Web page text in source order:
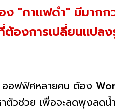
ง "กาแฟดำ" มีมาก
ต้องการเปลี่ยนแปล
ออฟฟิศหลายคน ต้อง
ตัวช่วย เพื่อจะลดพุงลดน้